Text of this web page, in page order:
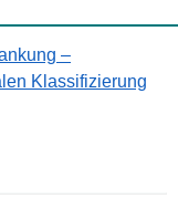
–
Klassifizierung